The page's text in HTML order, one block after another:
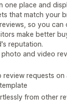
one place and
that match your
so you can
make better
reputation.
and video
review requests
from other